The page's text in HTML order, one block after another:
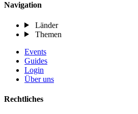
Navigation
Länder
Themen
Events
Guides
Login
Über uns
Rechtliches